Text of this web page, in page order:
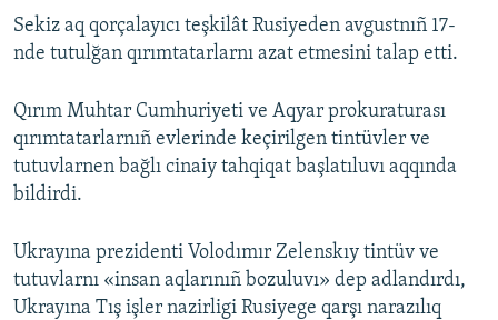
Sekiz aq qorçalayıcı teşkilât Rusiyeden avgustnıñ 17-
nde tutulğan qırımtatarlarnı azat etmesini talap etti.
Qırım Muhtar Cumhuriyeti ve Aqyar prokuraturası
qırımtatarlarnıñ evlerinde keçirilgen tintüvler ve
tutuvlarnen bağlı cinaiy tahqiqat başlatıluvı aqqında
bildirdi.
Ukrayına prezidenti Volodımır Zelenskıy tintüv ve
tutuvlarnı «insan aqlarınıñ bozuluvı» dep adlandırdı,
Ukrayına Tış işler nazirligi Rusiyege qarşı narazılıq